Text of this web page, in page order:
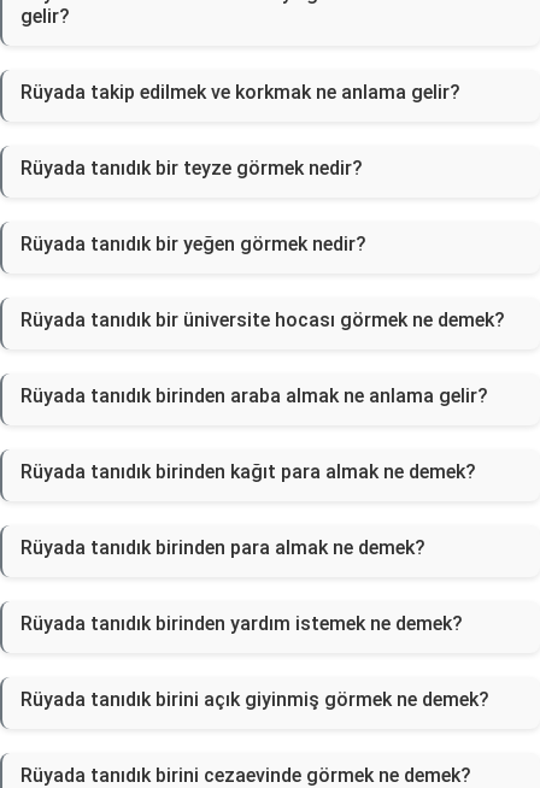
gelir?
Rüyada takip edilmek ve korkmak ne anlama gelir?
Rüyada tanıdık bir teyze görmek nedir?
Rüyada tanıdık bir yeğen görmek nedir?
Rüyada tanıdık bir üniversite hocası görmek ne demek?
Rüyada tanıdık birinden araba almak ne anlama gelir?
Rüyada tanıdık birinden kağıt para almak ne demek?
Rüyada tanıdık birinden para almak ne demek?
Rüyada tanıdık birinden yardım istemek ne demek?
Rüyada tanıdık birini açık giyinmiş görmek ne demek?
Rüyada tanıdık birini cezaevinde görmek ne demek?